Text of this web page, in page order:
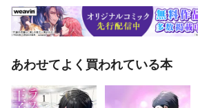
あわせてよく買われている本